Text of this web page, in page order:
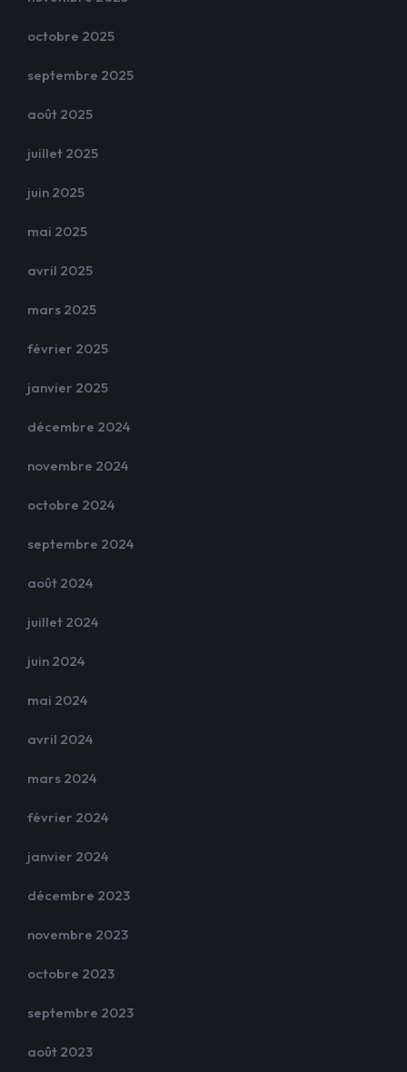
octobre 2025
septembre 2025
août 2025
juillet 2025
juin 2025
mai 2025
avril 2025
mars 2025
février 2025
janvier 2025
décembre 2024
novembre 2024
octobre 2024
septembre 2024
août 2024
juillet 2024
juin 2024
mai 2024
avril 2024
mars 2024
février 2024
janvier 2024
décembre 2023
novembre 2023
octobre 2023
septembre 2023
août 2023